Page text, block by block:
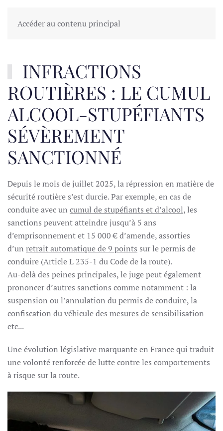
Accéder au contenu principal
INFRACTIONS
ROUTIÈRES : LE CUMUL
ALCOOL-STUPÉFIANTS
SÉVÈREMENT
SANCTIONNÉ
Depuis le mois de juillet 2025, la répression en matière de
sécurité routière s’est durcie. Par exemple, en cas de
conduite avec un cumul de stupéfiants et d’alcool, les
sanctions peuvent atteindre jusqu’à 5 ans
d’emprisonnement et 15 000 € d’amende, assorties
d’un retrait automatique de 9 points sur le permis de
conduire (Article L 235-1 du Code de la route).
Au-delà des peines principales, le juge peut également
prononcer d’autres sanctions comme notamment : la
suspension ou l’annulation du permis de conduire, la
confiscation du véhicule des mesures de sensibilisation
etc...
Une évolution législative marquante en France qui traduit
une volonté renforcée de lutte contre les comportements
à risque sur la route.